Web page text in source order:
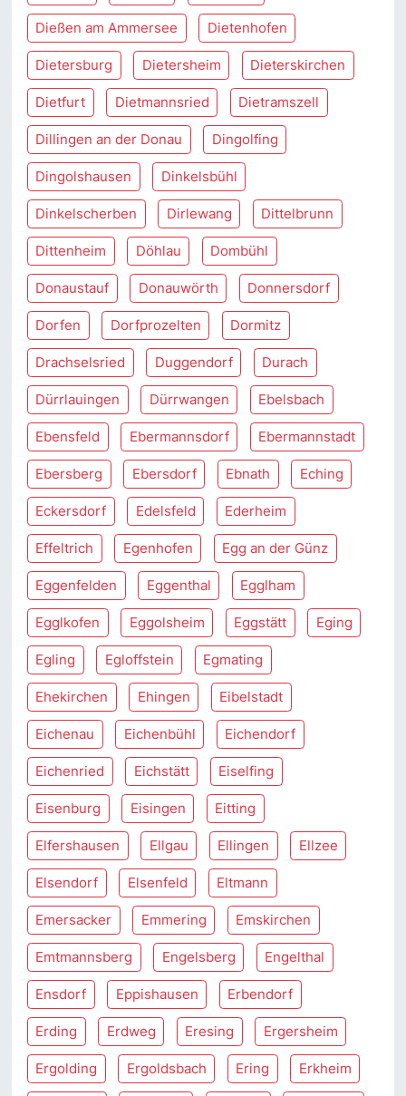
Dießen am Ammersee Dietenhofen
Dietersburg Dietersheim Dieterskirchen
Dietfurt Dietmannsried Dietramszell
Dillingen an der Donau Dingolfing
Dingolshausen Dinkelsbühl
Dinkelscherben Dirlewang Dittelbrunn
Dittenheim Döhlau Dombühl
Donaustauf Donauwörth Donnersdorf
Dorfen Dorfprozelten Dormitz
Drachselsried Duggendorf Durach
Dürrlauingen Dürrwangen Ebelsbach
Ebensfeld Ebermannsdorf Ebermannstadt
Ebersberg Ebersdorf Ebnath Eching
Eckersdorf Edelsfeld Ederheim
Effeltrich Egenhofen Egg an der Günz
Eggenfelden Eggenthal Egglham
Egglkofen Eggolsheim Eggstätt Eging
Egling Egloffstein Egmating
Ehekirchen Ehingen Eibelstadt
Eichenau Eichenbühl Eichendorf
Eichenried Eichstätt Eiselfing
Eisenburg Eisingen Eitting
Elfershausen Ellgau Ellingen Ellzee
Elsendorf Elsenfeld Eltmann
Emersacker Emmering Emskirchen
Emtmannsberg Engelsberg Engelthal
Ensdorf Eppishausen Erbendorf
Erding Erdweg Eresing Ergersheim
Ergolding Ergoldsbach Ering Erkheim